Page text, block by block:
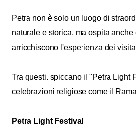
Petra non è solo un luogo di
naturale e storica, ma ospita
arricchiscono l'esperienza dei
Tra questi, spiccano il "Petra Light
celebrazioni religiose come il
Petra Light Festival